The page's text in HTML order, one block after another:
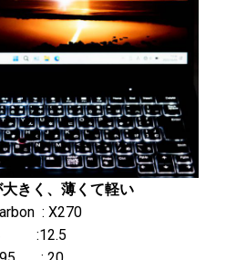
きく、薄くて軽い
: X270
:12.5